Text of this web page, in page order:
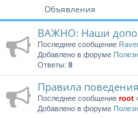
Объявления
ВАЖНО: Наши
Последнее сообщение
Добавлено в форуме
Ответы: 8
Правила
Последнее сообщение root
Добавлено в форуме